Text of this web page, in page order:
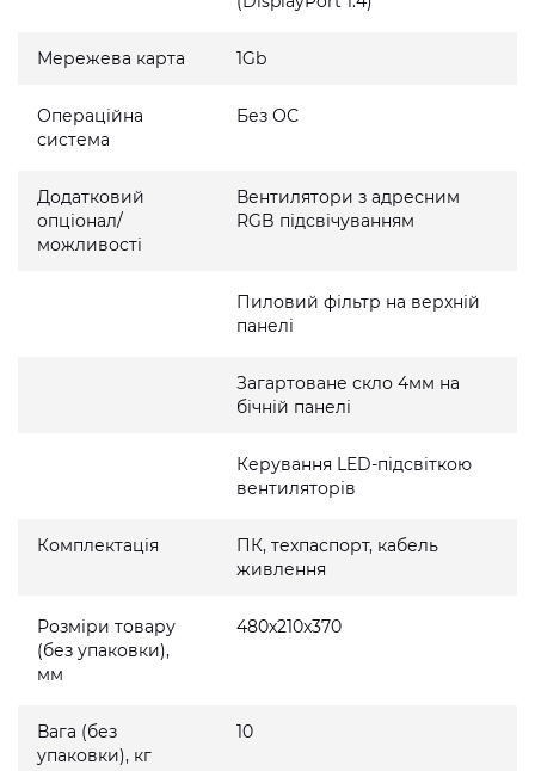
Мережева карта 1Gb
Операційна
система
Без ОС
Додатковий
опціонал/
можливості
Вентилятори з адресним
RGB підсвічуванням
Пиловий фільтр на верхній
панелі
Загартоване скло 4мм на
бічній панелі
Керування LED-підсвіткою
вентиляторів
Комплектація
ПК, техпаспорт, кабель
живлення
Розміри товару
(без упаковки),
мм
480x210x370
Вага (без
упаковки), кг
10